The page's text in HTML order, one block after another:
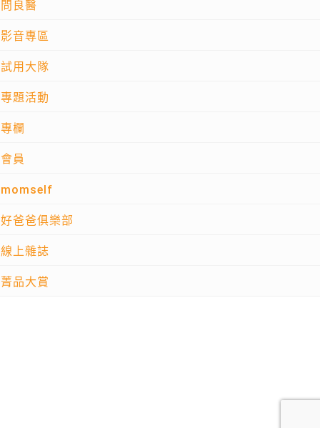
問良醫
影音專區
試用大隊
專題活動
專欄
會員
momself
好爸爸俱樂部
線上雜誌
菁品大賞